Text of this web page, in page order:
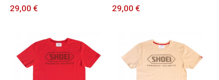
29,00 € 29,00 €